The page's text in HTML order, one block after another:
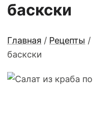
баскски
Главная / Рецепты /
баскски